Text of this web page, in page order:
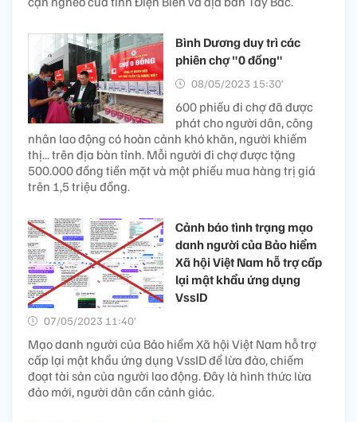
Bình Dương duy trì các
phiên chợ "0 đồng"
08/05/2023 15:30’
600 phiếu đi chợ đã được
phát cho người dân, công
nhân lao động có hoàn cảnh khó khăn, người khiếm
thị... trên địa bàn tỉnh. Mỗi người đi chợ được tặng
500.000 đồng tiền mặt và một phiếu mua hàng trị giá
trên 1,5 triệu đồng.
Cảnh báo tình trạng mạo
danh người của Bảo hiểm
Xã hội Việt Nam hỗ trợ cấp
lại mật khẩu ứng dụng
VssID
07/05/2023 11:40’
Mạo danh người của Bảo hiểm Xã hội Việt Nam hỗ trợ
cấp lại mật khẩu ứng dụng VssID để lừa đảo, chiếm
đoạt tài sản của người lao động. Đây là hình thức lừa
đảo mới, người dân cần cảnh giác.